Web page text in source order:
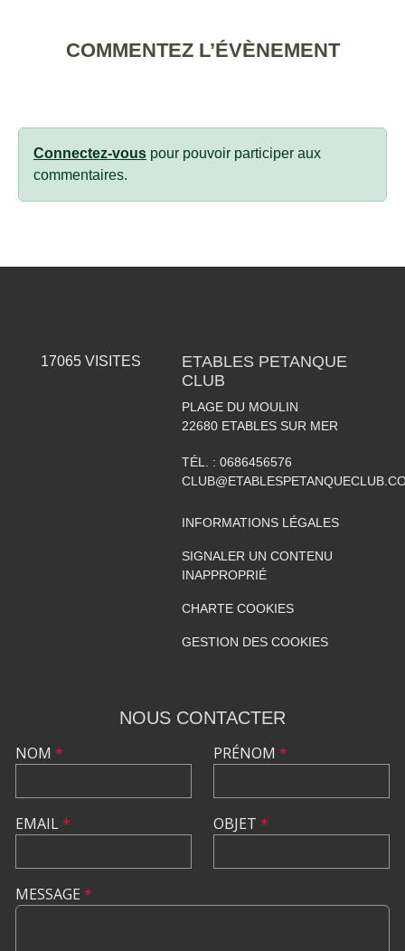
COMMENTEZ L’ÉVÈNEMENT
Connectez-vous pour pouvoir participer aux
commentaires.
17065VISITES
ETABLES PETANQUE
CLUB
PLAGE DU MOULIN
22680 ETABLES SUR MER
TÉL. : 0686456576
INFORMATIONS LÉGALES
SIGNALER UN CONTENU
INAPPROPRIÉ
CHARTE COOKIES
GESTION DES COOKIES
NOUS CONTACTER
NOM *
EMAIL*
PRÉNOM *
OBJET *
MESSAGE *